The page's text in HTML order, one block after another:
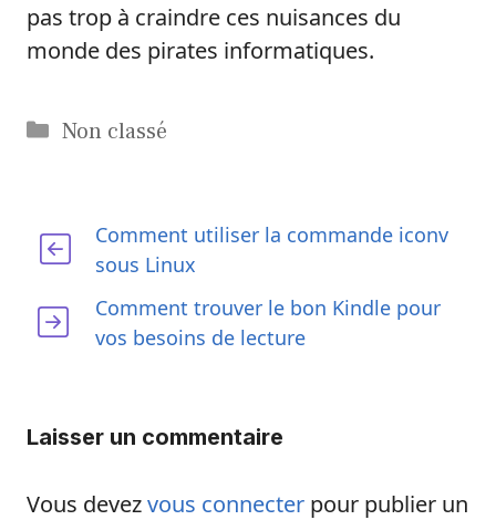
pas trop à craindre ces nuisances du
monde des pirates informatiques.
Catégories
Non classé
Comment utiliser la commande iconv
sous Linux
Comment trouver le bon Kindle pour
vos besoins de lecture
Laisser un commentaire
Vous devezvous connecter pour publier un